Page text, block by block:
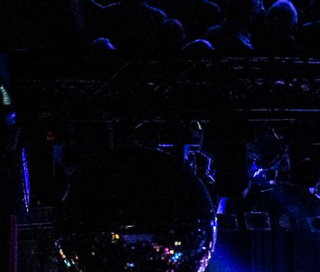
01Christmasy Cover JC-E